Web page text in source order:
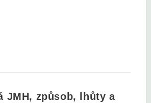
JMH, způsob, lhůty a